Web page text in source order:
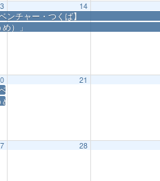
ンチャー・つくば】
）」
14
チャー・つくば】
）」
21
28